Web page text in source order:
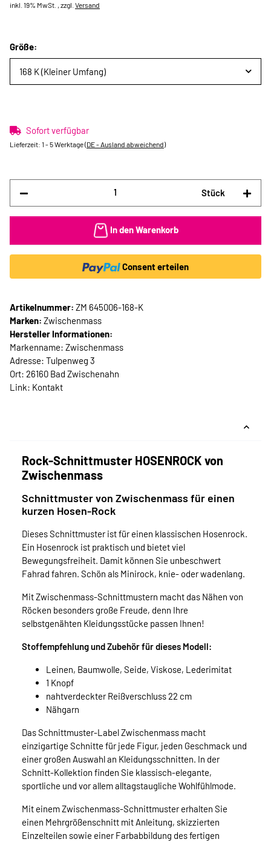
inkl. 19% MwSt. , zzgl. Versand
Größe:
168 K (Kleiner Umfang)
Sofort verfügbar
Lieferzeit: 1 - 5 Werktage(DE - Ausland abweichend)
Stück
In den Warenkorb
Consent erteilen
Artikelnummer: ZM 645006-168-K
Marken: Zwischenmass
Hersteller Informationen:
Markenname: Zwischenmass
Adresse: Tulpenweg 3
Ort: 26160 Bad Zwischenahn
Link: Kontakt
Rock-Schnittmuster HOSENROCK von
Zwischenmass
Schnittmuster von Zwischenmass für einen
kurzen Hosen-Rock
Dieses Schnittmuster ist für einen klassischen Hosenrock.
Ein Hosenrock ist praktisch und bietet viel
Bewegungsfreiheit. Damit können Sie unbeschwert
Fahrad fahren. Schön als Minirock, knie- oder wadenlang.
Mit Zwischenmass-Schnittmustern macht das Nähen von
Röcken besonders große Freude, denn Ihre
selbstgenähten Kleidungsstücke passen Ihnen!
Stoffempfehlung und Zubehör für dieses Modell:
Leinen, Baumwolle, Seide, Viskose, Lederimitat
1 Knopf
nahtverdeckter Reißverschluss 22 cm
Nähgarn
Das Schnittmuster-Label Zwischenmass macht
einzigartige Schnitte für jede Figur, jeden Geschmack und
einer großen Auswahl an Kleidungsschnitten. In der
Schnitt-Kollektion finden Sie klassisch-elegante,
sportliche und vor allem alltagstaugliche Wohlfühlmode.
Mit einem Zwischenmass-Schnittmuster erhalten Sie
einen Mehrgrößenschnitt mit Anleitung, skizzierten
Einzelteilen sowie einer Farbabbildung des fertigen